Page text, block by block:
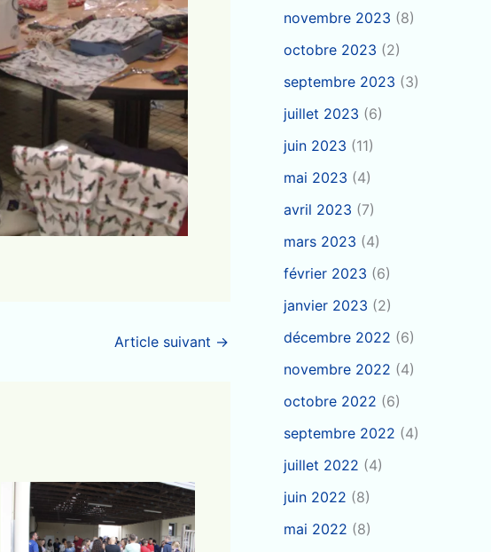
Article suivant →
novembre 2023 (8)
octobre 2023 (2)
septembre 2023 (3)
juillet 2023 (6)
juin 2023 (11)
mai 2023 (4)
avril 2023 (7)
mars 2023 (4)
février 2023 (6)
janvier 2023 (2)
décembre 2022 (6)
novembre 2022 (4)
octobre 2022 (6)
septembre 2022 (4)
juillet 2022 (4)
juin 2022 (8)
mai 2022 (8)